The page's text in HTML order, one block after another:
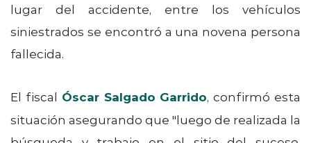
lugar del accidente, entre los vehículos
siniestrados se encontró a una novena persona
fallecida.
El fiscal Óscar Salgado Garrido, confirmó esta
situación asegurando que "luego de realizada la